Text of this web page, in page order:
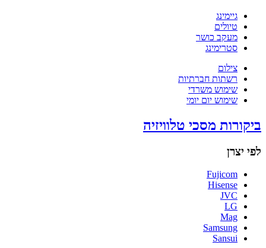
גיימינג
טיולים
מעקב כושר
סטרימינג
צילום
רשתות חברתיות
שימוש משרדי
שימוש יום יומי
ביקורות מסכי טלוויזיה
לפי יצרן
Fujicom
Hisense
JVC
LG
Mag
Samsung
Sansui